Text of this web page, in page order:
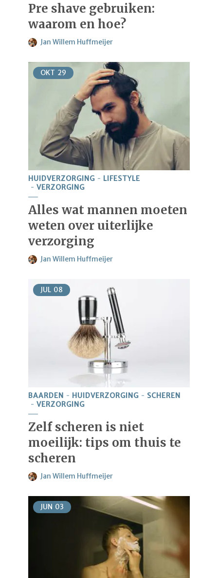
Pre shave gebruiken:
waarom en hoe?
Jan Willem Huffmeijer
OKT 29
HUIDVERZORGING
LIFESTYLE
VERZORGING
Alles wat mannen moeten
weten over uiterlijke
verzorging
Jan Willem Huffmeijer
JUL 08
BAARDEN HUIDVERZORGING
SCHEREN
VERZORGING
Zelf scheren is niet
moeilijk: tips om thuis te
scheren
Jan Willem Huffmeijer
JUN 03